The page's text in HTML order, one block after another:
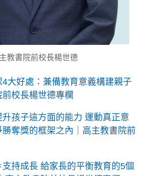
教書院前校長楊世德
4大好處：兼備教育意義構建親子
校長楊世德專欄
升孩子這方面的能力 運動真正意
奪獎的框架之內｜高主教書院前
支持成長 給家長的平衡教育的5個